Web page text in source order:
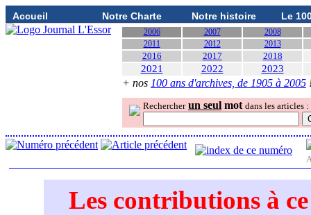
Accueil Notre Charte Notre histoire Le
2006 2007
2008
2011
2012 2013
2016 2017 2018
2021 2022 2023
+ nos 100 ans d'archives, de 1905 à 2005
Rechercher un seul mot dans les articles :
Les contributions à